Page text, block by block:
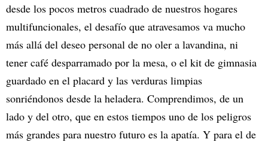
desde los pocos metros cuadrado de nuestros hogares
multifuncionales, el desafío que atravesamos va mucho
más allá del deseo personal de no oler a lavandina, ni
tener café desparramado por la mesa, o el kit de gimnasia
guardado en el placard y las verduras limpias
sonriéndonos desde la heladera. Comprendimos, de un
lado y del otro, que en estos tiempos uno de los peligros
más grandes para nuestro futuro es la apatía. Y para el de